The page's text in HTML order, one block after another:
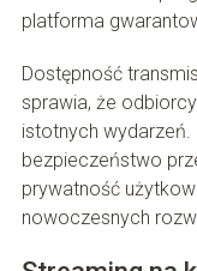
platforma
Dostępność
sprawia, że
istotnych
bezpieczeństwo
prywatność
nowoczesnych